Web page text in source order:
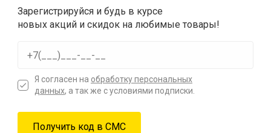
Зарегистрируйся и будь в курсе
новых акций и скидок на любимые товары!
Я согласен на обработку персональных
данных, а так же с условиями подписки.